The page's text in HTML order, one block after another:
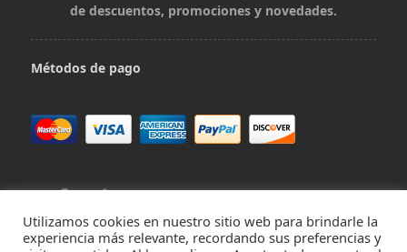
de descuentos, promociones y novedades.
Métodos de pago
Utilizamos cookies en nuestro sitio web para brindarle la
experiencia más relevante, recordando sus preferencias y